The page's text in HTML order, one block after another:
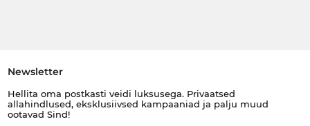
Newsletter
Hellita oma postkasti veidi luksusega. Privaatsed
allahindlused, eksklusiivsed kampaaniad ja palju muud
ootavad Sind!